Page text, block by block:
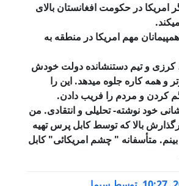
امریکا در حکومت افغانستان بالای
مهم امریکا در منطقه به
کرزی و تیم دستنشانده دولت خودش
و همه کاره جلوه میدهد. این را
کردن و مردم را فریب دادن.
خود نوشته- تحلیلی و انتقادی. من
بالا که توسط کابل پرس تهیه
متأسفانه " چشم امریکائی" کابل